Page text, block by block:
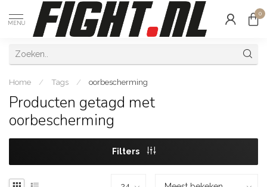
MENU
0
Home / Tags / oorbescherming
Producten getagd met
oorbescherming
Filters